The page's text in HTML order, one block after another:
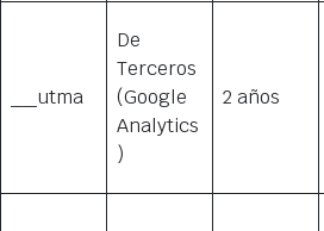
__utma
De
Terceros
(Google
Analytics
)
2 años